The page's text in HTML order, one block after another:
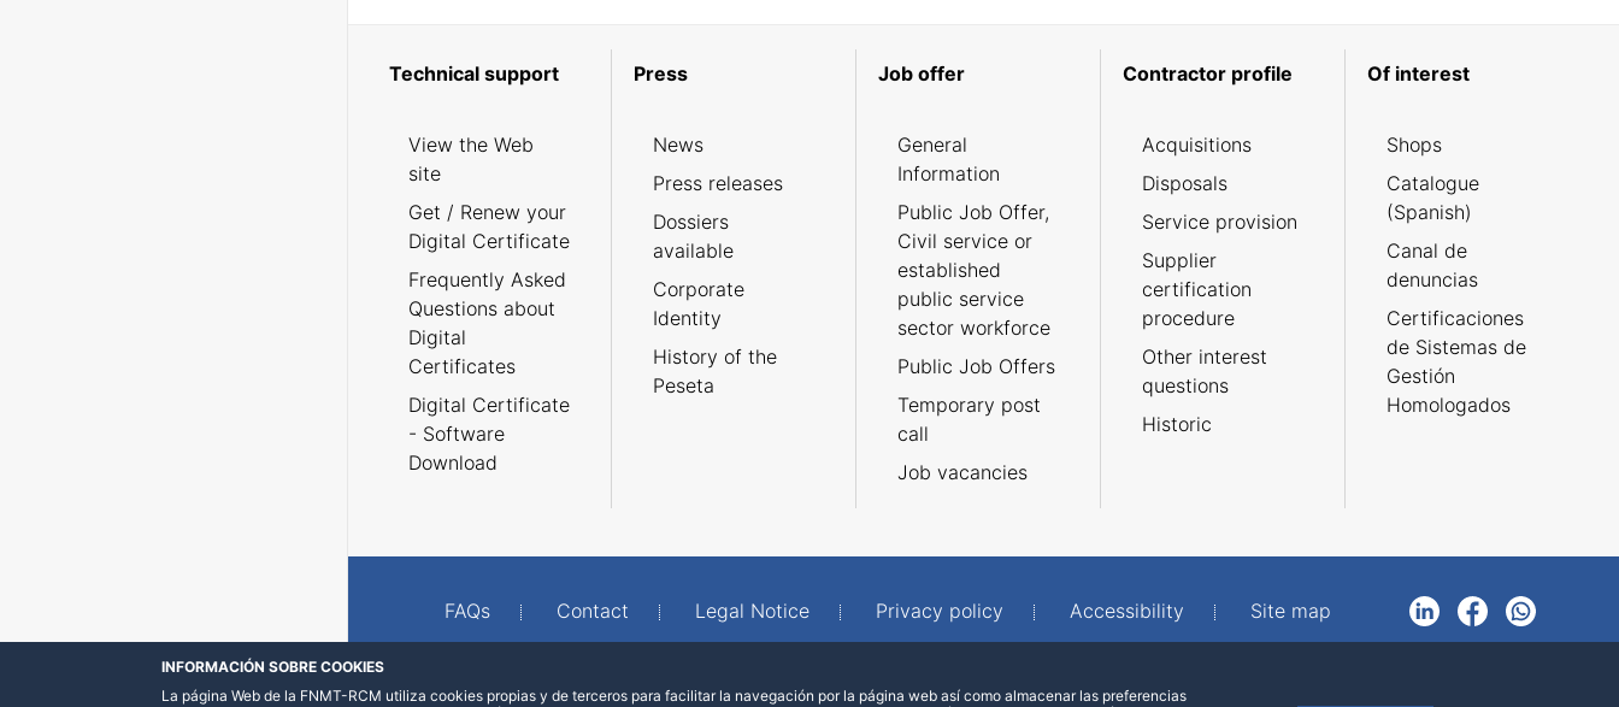
Technical support
View the Web
site
Get / Renew your
Digital Certificate
Frequently Asked
Questions about
Digital
Certificates
Digital Certificate
- Software
Download
Press
News
Press releases
Dossiers
available
Corporate
Identity
History of the
Peseta
Job offer
General
Information
Public Job Offer,
Civil service or
established
public service
sector workforce
Public Job Offers
Temporary post
call
Job vacancies
Contractor profile
Acquisitions
Disposals
Service provision
Supplier
certification
procedure
Other interest
questions
Historic
Of interest
Shops
Catalogue
(Spanish)
Canal de
denuncias
Certificaciones
de Sistemas de
Gestión
Homologados
FAQs Contact Legal Notice Privacy policy Accessibility Site map
LinkedInFacebookWhatsApp
INFORMACIÓN SOBRE COOKIES
La página Web de la FNMT-RCM utiliza cookies propias y de terceros para facilitar la navegación por la página web así como almacenar las preferencias